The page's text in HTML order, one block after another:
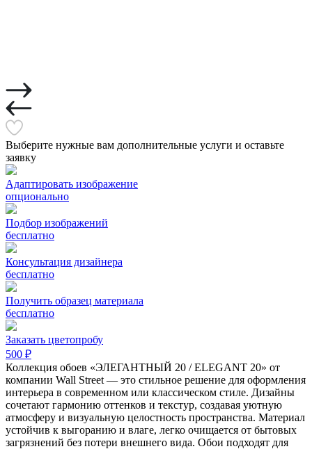
Выберите нужные вам дополнительные услуги и оставьте
заявку
Адаптировать изображение
опционально
Подбор изображений
бесплатно
Консультация дизайнера
бесплатно
Получить образец материала
бесплатно
Заказать цветопробу
500 ₽
Коллекция обоев «ЭЛЕГАНТНЫЙ 20 / ELEGANT 20» от
компании Wall Street — это стильное решение для оформления
интерьера в современном или классическом стиле. Дизайны
сочетают гармонию оттенков и текстур, создавая уютную
атмосферу и визуальную целостность пространства. Материал
устойчив к выгоранию и влаге, легко очищается от бытовых
загрязнений без потери внешнего вида. Обои подходят для